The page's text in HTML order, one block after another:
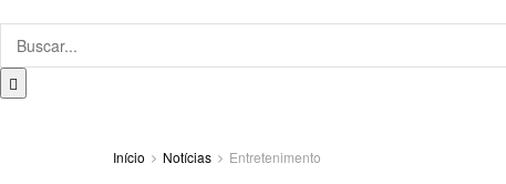
Início Notícias Entretenimento